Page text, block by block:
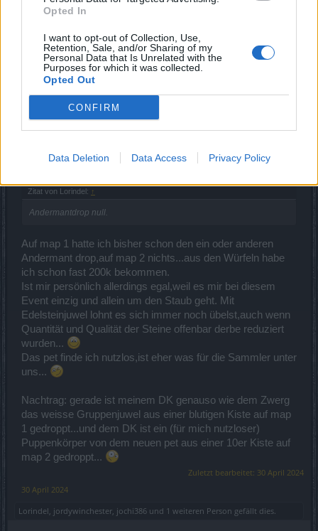
Opted In
I want to opt-out of Collection, Use,
Retention, Sale, and/or Sharing of my
Personal Data that Is Unrelated with the
Purposes for which it was collected.
Opted Out
CONFIRM
Data Deletion Data Access Privacy Policy
30 April 2024
LorindelundBloodreynagefällt dies.
Colonel des Forums
Zitat von Lorindel: ↑
Andermantdrop null.
Auf map 1 hatte ich bisher schon den ein oder anderen
Andermant drop,auf map 2 nichts...aus den Würfeln habe
ich schon fast 200k bekommen.
Ist mir persönlich allerdings egal,weil es mir bei diesem
Event einzig und allein um den Staub geht. Mit
Edelsteinjuwel lohnt es sich immer noch übelst,auch wenn
Quantität und Qualität der Steine offenbar derbe reduziert
wurden...
Das pet finde ich nutzlos,ist eher was für die Sammler unter
uns...
Nachtrag: gerade ist meinem DK genauso wie dem Zwerg
das weisse Gruppenjuwel aus einer blutigen Kiste auf map
1 gedroppt...und dem DK ist ein (für mich nutzloser)
Puppenkörper von dem neuen pet aus einer 10er Kiste auf
map 2 gedroppt...
Zuletzt bearbeitet: 30 April 2024
30 April 2024
Lorindel, jordywinchester, jochi386 und 1 weiteren Person gefällt dies.